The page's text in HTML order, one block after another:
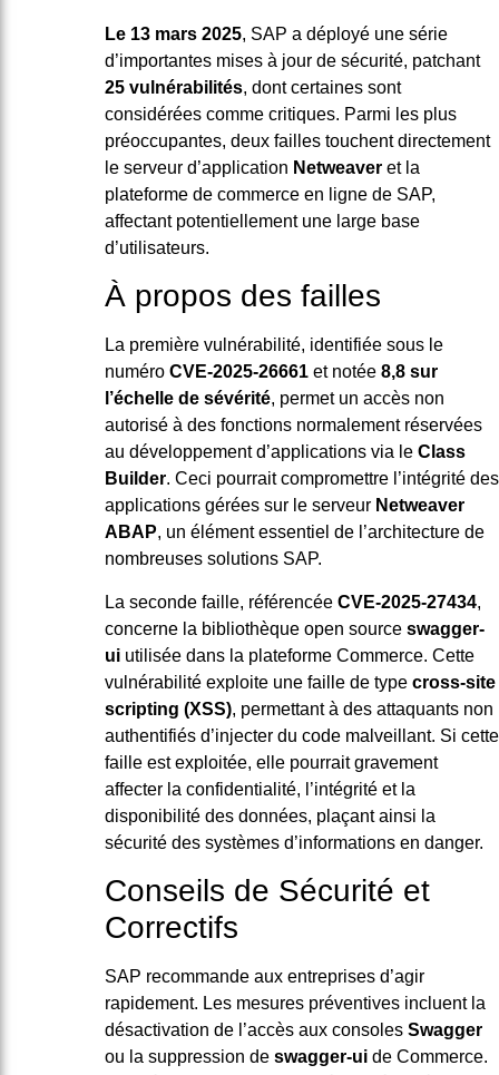
Le 13 mars 2025, SAP a déployé une série
d’importantes mises à jour de sécurité, patchant
25 vulnérabilités, dont certaines sont
considérées comme critiques. Parmi les plus
préoccupantes, deux failles touchent directement
le serveur d’application Netweaver et la
plateforme de commerce en ligne de SAP,
affectant potentiellement une large base
d’utilisateurs.
À propos des failles
La première vulnérabilité, identifiée sous le
numéro CVE-2025-26661 et notée 8,8 sur
l’échelle de sévérité, permet un accès non
autorisé à des fonctions normalement réservées
au développement d’applications via le Class
Builder. Ceci pourrait compromettre l’intégrité des
applications gérées sur le serveur Netweaver
ABAP, un élément essentiel de l’architecture de
nombreuses solutions SAP.
La seconde faille, référencée CVE-2025-27434,
concerne la bibliothèque open source swagger-
ui utilisée dans la plateforme Commerce. Cette
vulnérabilité exploite une faille de type cross-site
scripting (XSS), permettant à des attaquants non
authentifiés d’injecter du code malveillant. Si cette
faille est exploitée, elle pourrait gravement
affecter la confidentialité, l’intégrité et la
disponibilité des données, plaçant ainsi la
sécurité des systèmes d’informations en danger.
Conseils de Sécurité et
Correctifs
SAP recommande aux entreprises d’agir
rapidement. Les mesures préventives incluent la
désactivation de l’accès aux consoles Swagger
ou la suppression de swagger-ui de Commerce.